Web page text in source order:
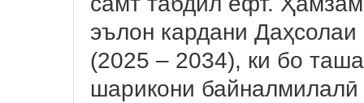
эълон кардани
(2025 – 2034), ки бо
шарикони байналмилалӣ